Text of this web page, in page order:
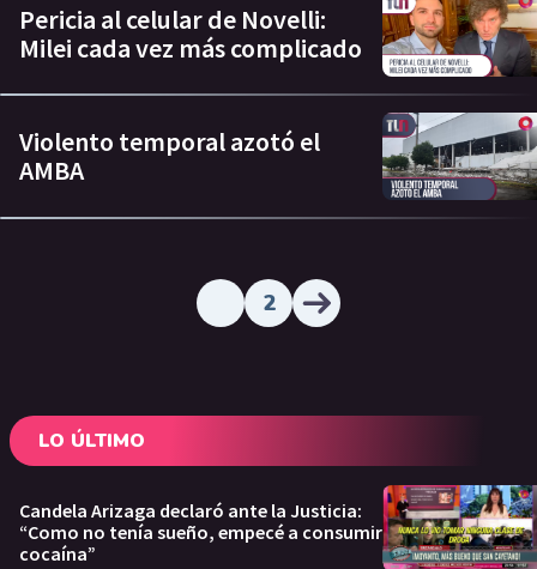
Pericia al celular de Novelli:
Milei cada vez más complicado
Violento temporal azotó el
AMBA
2
LO ÚLTIMO
Candela Arizaga declaró ante la Justicia:
“Como no tenía sueño, empecé a consumir
cocaína”